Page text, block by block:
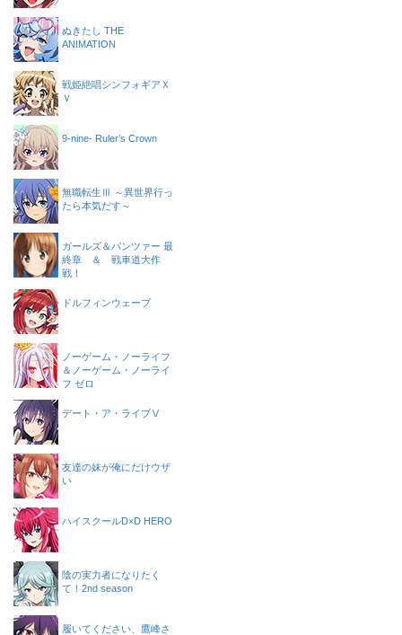
ぬきたし THE
ANIMATION
戦姫絶唱シンフォギアＸ
Ｖ
9-nine- Ruler’s Crown
無職転生Ⅲ ～異世界行っ
たら本気だす～
ガールズ＆パンツァー 最
終章 ＆ 戦車道大作
戦！
ドルフィンウェーブ
ノーゲーム・ノーライフ
＆ノーゲーム・ノーライ
フ ゼロ
デート・ア・ライブⅤ
友達の妹が俺にだけウザ
い
ハイスクールD×D HERO
陰の実力者になりたく
て！2nd season
履いてください、鷹峰さ